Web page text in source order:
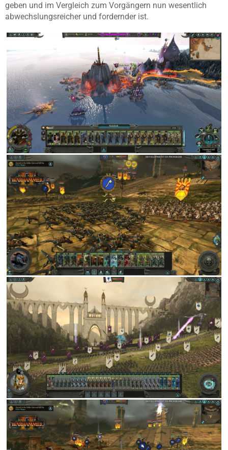
geben und im Vergleich zum Vorgängern nun wesentlich
abwechslungsreicher und fordernder ist.